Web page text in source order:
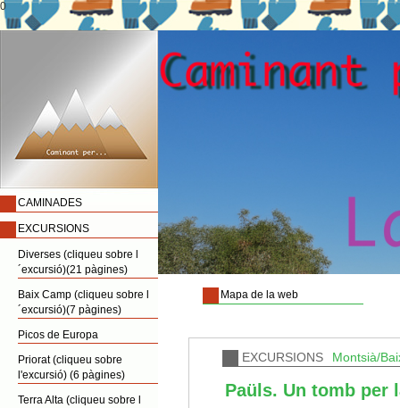
0
CAMINADES
EXCURSIONS
Diverses (cliqueu sobre l
´excursió)(21 pàgines)
Baix Camp (cliqueu sobre l
´excursió)(7 pàgines)
Picos de Europa
Priorat (cliqueu sobre
l'excursió) (6 pàgines)
Terra Alta (cliqueu sobre l
Mapa de la web
EXCURSIONS Montsià/
Paüls. Un tomb per